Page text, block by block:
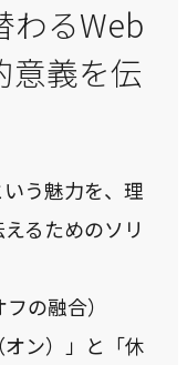
わるWeb
意義を伝
う魅力を、理
るためのソリ
の融合）
ン）」と「休